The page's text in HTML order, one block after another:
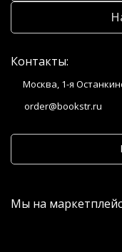
Контакты:
Москва, 1-я
order@bookstr.ru
Мы на